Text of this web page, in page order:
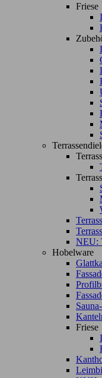
Friese
NEU:
Hobelware
Friese